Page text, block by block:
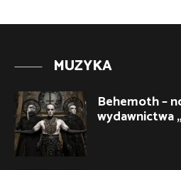
MUZYKA
Behemoth –
wydawnictwa